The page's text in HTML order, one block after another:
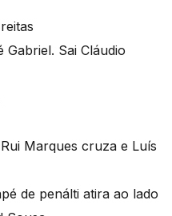
Gabriel. Sai Cláudio
Rui Marques cruza e Luís
de penálti atira ao lado